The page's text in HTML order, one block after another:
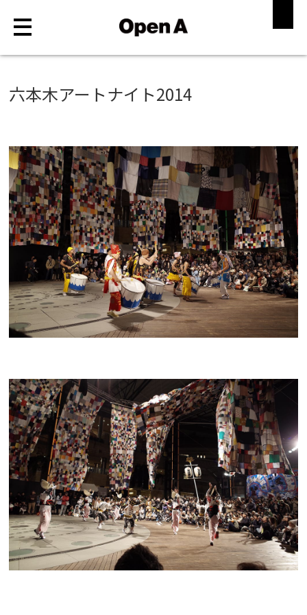
ABOUT
MAGAZINE
STORE
RECRUIT
CONTACT
六本木アートナイト2014